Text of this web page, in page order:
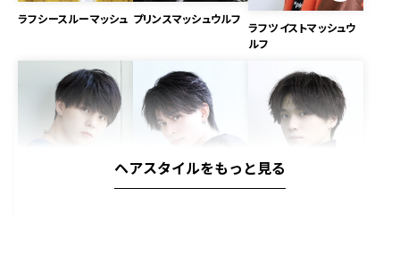
ラフシースルーマッシュ プリンスマッシュウルフ
ラフツイストマッシュウ
ルフ
ヘアスタイルをもっと見る